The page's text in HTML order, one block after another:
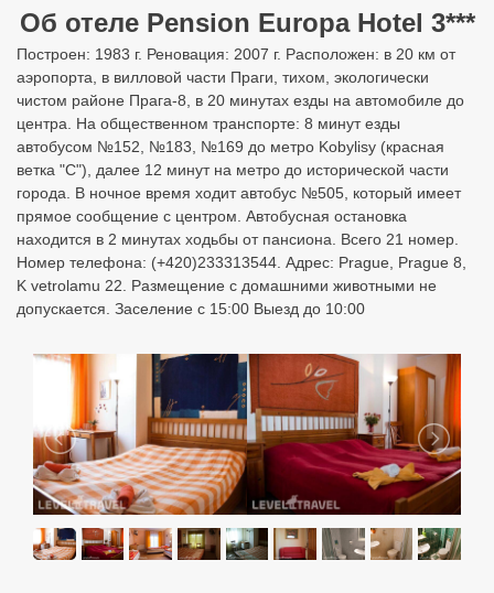
Об отеле Pension Europa Hotel 3***
Построен: 1983 г. Реновация: 2007 г. Расположен: в 20 км от
аэропорта, в вилловой части Праги, тихом, экологически
чистом районе Прага-8, в 20 минутах езды на автомобиле до
центра. На общественном транспорте: 8 минут езды
автобусом №152, №183, №169 до метро Kobylisy (красная
ветка "С"), далее 12 минут на метро до исторической части
города. В ночное время ходит автобус №505, который имеет
прямое сообщение с центром. Автобусная остановка
находится в 2 минутах ходьбы от пансиона. Всего 21 номер.
Номер телефона: (+420)233313544. Адрес: Prague, Prague 8,
K vetrolamu 22. Размещение с домашними животными не
допускается. Заселение с 15:00 Выезд до 10:00